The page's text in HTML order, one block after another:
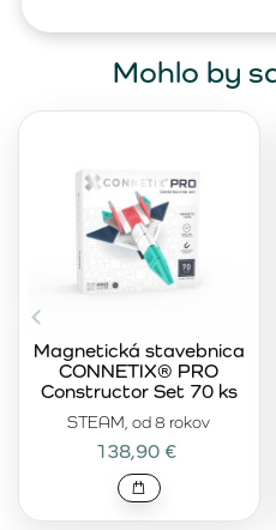
Mohlo by
STEAM, od 8 rokov
Magnetická stavebnica
CONNETIX® PRO
Constructor Set 70 ks
138,90 €